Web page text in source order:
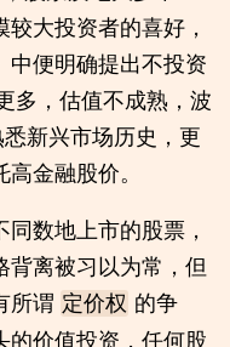
大投资者的喜好，
中便明确提出不投资
多，估值不成熟，波
新兴市场历史，更
金融股价。
数地上市的股票，
离被习以为常，但
所谓 定价权 的争
的价值投资，任何股